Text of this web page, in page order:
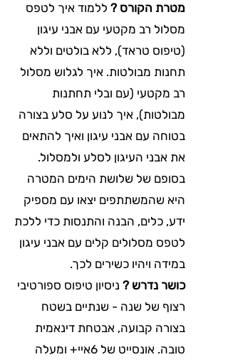
מטרת הקורס ? ללמוד איך לטפס
מסלול רב מקטעי עם אבני עיגון
(טיפוס טראד), ללא בולטים וללא
תחנות מבולטות. איך לגלוש מסלול
רב מקטעי (עם ובלי תחתנות
מבולטות), איך לנוע על סלע בצורה
בטוחה עם אבני עיגון ואיך להתאים
את אבני העיגון לסלע ולמסלול.
בסופם של שלושת הימים המטרה
היא שהמשתתפים יצאו עם מספיק
ידע, כלים, הבנה והתנסות כדי ללכת
לטפס מסלולים קלים עם אבני עיגון
במידה ויהיו כשירים לכך.
כושר נדרש ? ניסיון טיפוס ספורטיבי
רצוף של שנה - שנתיים בשטח
בצורה קבועה, אבטחת דינאמית
טובה. אונסייט של 6איי+ ומעלה